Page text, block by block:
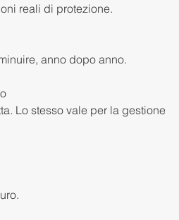
reali di protezione.
anno dopo anno.
Lo stesso vale per la gestione